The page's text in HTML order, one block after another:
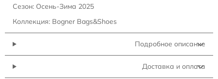
Сезон: Осень-Зима 2025
Коллекция: Bogner Bags&Shoes
Подробное описание
Доставка и оплата